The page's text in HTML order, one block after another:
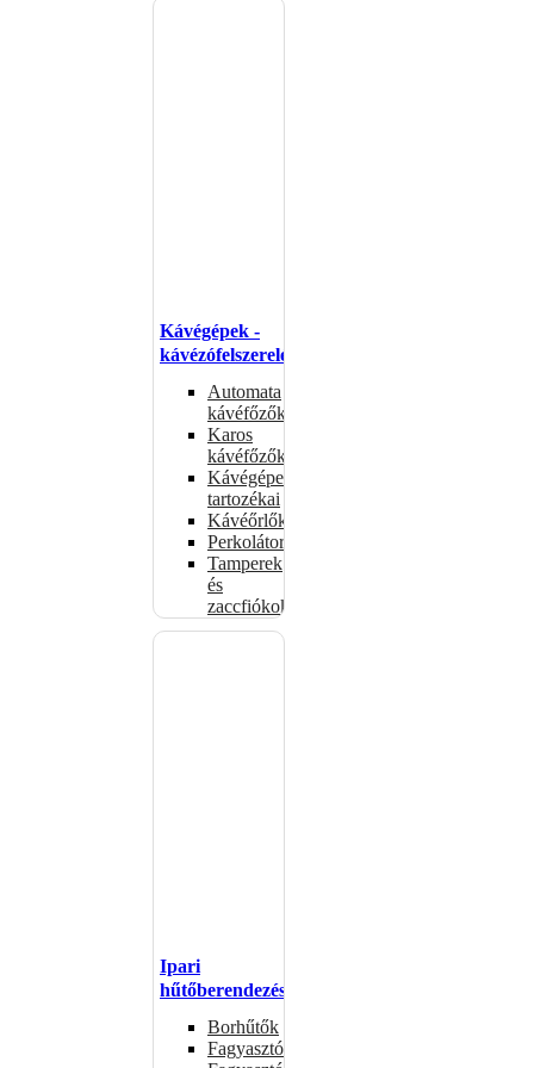
Kávégépek -
kávézófelszerelés
Automata
kávéfőzők
Karos
kávéfőzők
Kávégépek
tartozékai
Kávéőrlők
Perkolátorok
Tamperek
és
zaccfiókok
Ipari
hűtőberendezések
Borhűtők
Fagyasztóasztalok